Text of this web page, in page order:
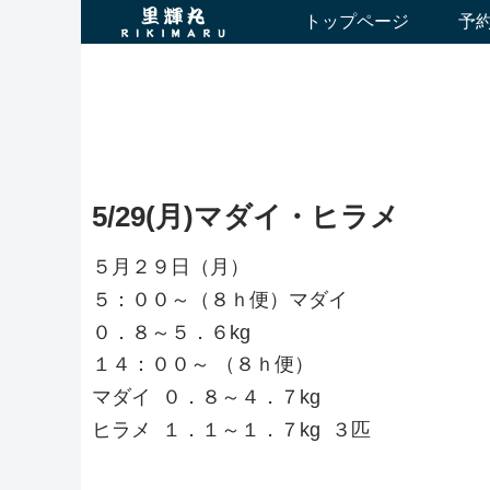
トップページ 予
5/29(月)マダイ・ヒラメ
５月２９日（月）
５：００～（８ｈ便）マダイ
０．８～５．６kg
１４：００～ （８ｈ便）
マダイ ０．８～４．７kg
ヒラメ １．１～１．７kg ３匹